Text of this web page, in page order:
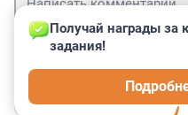
Получай награды за
задания!